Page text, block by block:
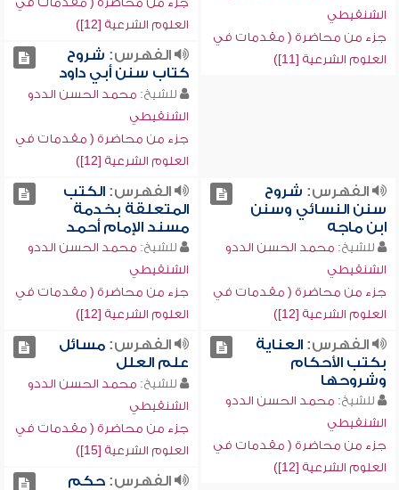
الشنقيطي
جزء من محاضرة ( مقدمات في
العلوم الشرعية [11])
العلوم الشرعية [12])
الفهرس: شروح
كتاب سنن أبي داود
للشيخ: محمد الحسن الددو
الشنقيطي
جزء من محاضرة ( مقدمات في
العلوم الشرعية [12])
الفهرس: شروح
سنن النسائي وسنن
ابن ماجه
للشيخ: محمد الحسن الددو
الشنقيطي
جزء من محاضرة ( مقدمات في
العلوم الشرعية [12])
الفهرس:الكتب
المتعلقة بخدمة
مسند الإمام أحمد
للشيخ: محمد الحسن الددو
الشنقيطي
جزء من محاضرة ( مقدمات في
العلوم الشرعية [12])
الفهرس:العناية
بكتب الأحكام
وشروحها
للشيخ: محمد الحسن الددو
الشنقيطي
جزء من محاضرة ( مقدمات في
العلوم الشرعية [12])
الفهرس:مسائل
علم العلل
للشيخ: محمد الحسن الددو
الشنقيطي
جزء من محاضرة ( مقدمات في
العلوم الشرعية [15])
الفهرس:حكم